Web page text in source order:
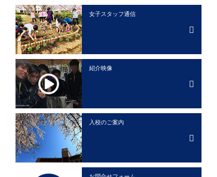
女子スタッフ通信
紹介映像
入校のご案内